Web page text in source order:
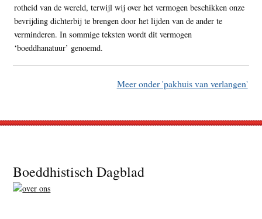
rotheid van de wereld, terwijl wij over het vermogen beschikken onze
bevrijding dichterbij te brengen door het lijden van de ander te
verminderen. In sommige teksten wordt dit vermogen
‘boeddhanatuur’ genoemd.
Meer onder 'pakhuis van verlangen'
Footer
Boeddhistisch Dagblad